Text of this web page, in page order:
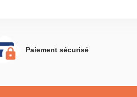
Paiement sécurisé